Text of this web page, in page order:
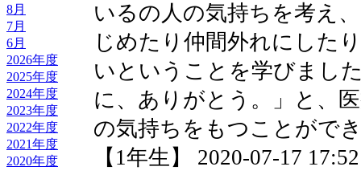
8月
7月
6月
2026年度
2025年度
2024年度
2023年度
2022年度
2021年度
2020年度
いるの人の気持ちを考え
じめたり仲間外れにした
いということを学びまし
に、ありがとう。」と、
の気持ちをもつことがで
【1年生】 2020-07-17